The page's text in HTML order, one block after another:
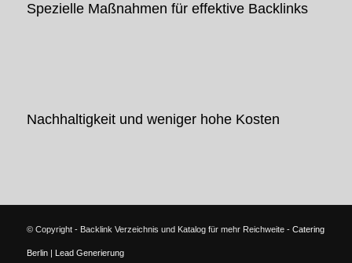
Spezielle Maßnahmen für effektive Backlinks
Nachhaltigkeit und weniger hohe Kosten
© Copyright - Backlink Verzeichnis und Katalog für mehr Reichweite - Catering
Berlin| Lead Generierung